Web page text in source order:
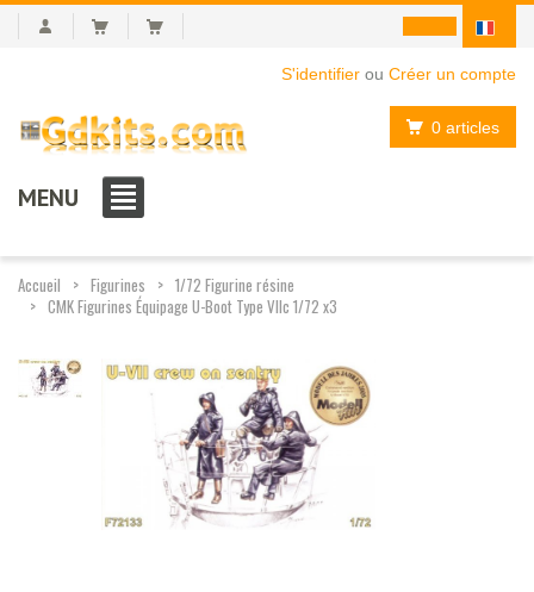
S'identifier ou Créer un compte
0 articles
MENU
Accueil Figurines
1/72 Figurine résine
CMK Figurines Équipage U-Boot Type VIIc 1/72 x3